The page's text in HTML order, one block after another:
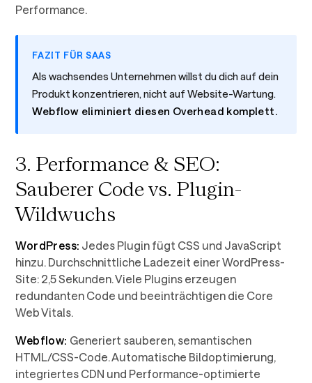
Performance.
FAZIT FÜR SAAS
Als wachsendes Unternehmen willst du dich auf dein
Produkt konzentrieren, nicht auf Website-Wartung.
Webflow eliminiert diesen Overhead komplett.
3. Performance & SEO:
Sauberer Code vs. Plugin-
Wildwuchs
WordPress: Jedes Plugin fügt CSS und JavaScript
hinzu. Durchschnittliche Ladezeit einer WordPress-
Site: 2,5 Sekunden. Viele Plugins erzeugen
redundanten Code und beeinträchtigen die Core
Web Vitals.
Webflow: Generiert sauberen, semantischen
HTML/CSS-Code. Automatische Bildoptimierung,
integriertes CDN und Performance-optimierte